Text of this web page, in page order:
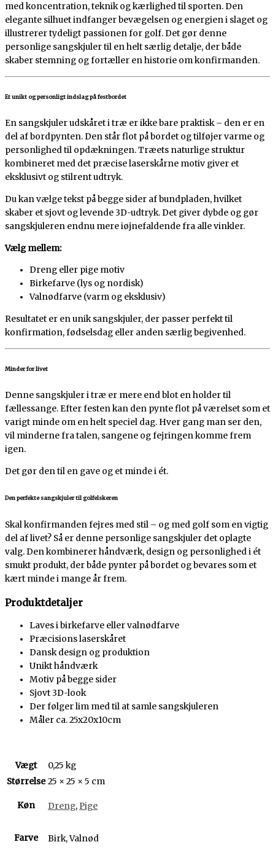
med koncentration, teknik og kærlighed til sporten. Den
elegante silhuet indfanger bevægelsen og energien i slaget og
illustrerer tydeligt passionen for golf. Det gør denne
personlige sangskjuler til en helt særlig detalje, der både
skaber stemning og fortæller en historie om konfirmanden.
Et unikt og personligt indslag på festbordet
En sangskjuler udskåret i træ er ikke bare praktisk – den er en
del af bordpynten. Den står flot på bordet og tilføjer varme og
personlighed til opdækningen. Træets naturlige struktur
kombineret med det præcise laserskårne motiv giver et
eksklusivt og stilrent udtryk.
Du kan vælge tekst på begge sider af bundpladen, hvilket
skaber et sjovt og levende 3D-udtryk. Det giver dybde og gør
sangskjuleren endnu mere iøjnefaldende fra alle vinkler.
Vælg mellem:
Dreng eller pige motiv
Birkefarve (lys og nordisk)
Valnødfarve (varm og eksklusiv)
Resultatet er en unik sangskjuler, der passer perfekt til
konfirmation, fødselsdag eller anden særlig begivenhed.
Minder for livet
Denne sangskjuler i træ er mere end blot en holder til
fællessange. Efter festen kan den pynte flot på værelset som et
varigt minde om en helt speciel dag. Hver gang man ser den,
vil minderne fra talen, sangene og fejringen komme frem
igen.
Det gør den til en gave og et minde i ét.
Den perfekte sangskjuler til golfelskeren
Skal konfirmanden fejres med stil – og med golf som en vigtig
del af livet? Så er denne personlige sangskjuler det oplagte
valg. Den kombinerer håndværk, design og personlighed i ét
smukt produkt, der både pynter på bordet og bevares som et
kært minde i mange år frem.
Produktdetaljer
Laves i birkefarve eller valnødfarve
Præcisions laserskåret
Dansk design og produktion
Unikt håndværk
Motiv på begge sider
Sjovt 3D-look
Der følger lim med til at samle sangskjuleren
Måler ca. 25x20x10cm
Vægt
0,25 kg
Størrelse 25 × 25 × 5 cm
Køn Dreng, Pige
Farve Birk, Valnød